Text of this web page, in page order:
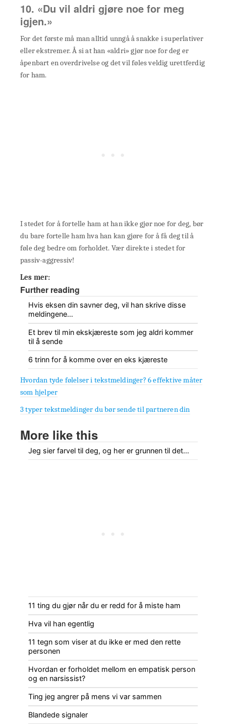
10. «Du vil aldri gjøre noe for meg
igjen.»
For det første må man alltid unngå å snakke i superlativer
eller ekstremer. Å si at han «aldri» gjør noe for deg er
åpenbart en overdrivelse og det vil føles veldig urettferdig
for ham.
I stedet for å fortelle ham at han ikke gjør noe for deg, bør
du bare fortelle ham hva han kan gjøre for å få deg til å
føle deg bedre om forholdet. Vær direkte i stedet for
passiv-aggressiv!
Les mer:
Further reading
Hvis eksen din savner deg, vil han skrive disse
meldingene…
Et brev til min ekskjæreste som jeg aldri kommer
til å sende
6 trinn for å komme over en eks kjæreste
Hvordan tyde følelser i tekstmeldinger? 6 effektive måter
som hjelper
3 typer tekstmeldinger du bør sende til partneren din
More like this
Jeg sier farvel til deg, og her er grunnen til det…
11 ting du gjør når du er redd for å miste ham
Hva vil han egentlig
11 tegn som viser at du ikke er med den rette
personen
Hvordan er forholdet mellom en empatisk person
og en narsissist?
Ting jeg angrer på mens vi var sammen
Blandede signaler